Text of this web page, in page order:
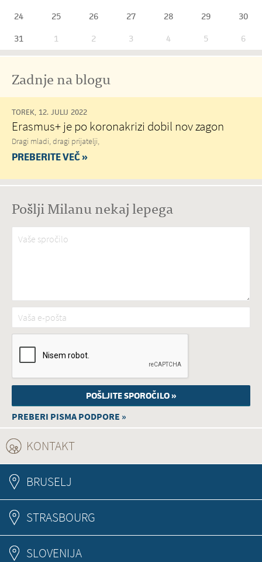
24
25 26 27 28 29
30
31
1 2 3 4 5 6
Zadnje na blogu
TOREK, 12. JULIJ 2022
Erasmus+ je po koronakrizi dobil nov zagon
Dragi mladi, dragi prijatelji,
PREBERITE VEČ »
Pošlji Milanu nekaj lepega
Vaše spročilo*
Vaša e-pošta*
PREBERI PISMA PODPORE »
KONTAKT
BRUSELJ
STRASBOURG
SLOVENIJA